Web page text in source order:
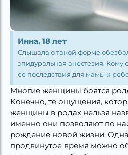
Инна, 18 лет
Слышала о такой форме
эпидуральная анестезия. Кому
ее последствия для мамы и
Многие женщины боятся
Конечно, те ощущения,
женщины в родах нельзя
именно они позволяют по
рождение новой жизни.
продвинутое время можно